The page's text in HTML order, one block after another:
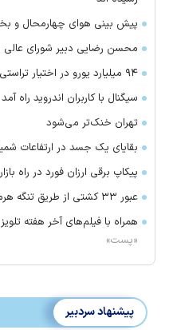
پیش بینی هوای چهارمحال و
محسن رضایی دبیر شورای
۹۴ میلیارد یورو در اختیار تراستی ها
سیگنال با کاربران اندروید راه آمد
تهران خنک‌تر می‌شود
بقایای یک جسد در ارتفاعات
پیکاپ برقی ارزان فورد در راه بازار
عبور ۳۳ کشتی از طریق تنگه هرمز در یک هفته
همراه با فیلم‌های آخر هفته
«پست»
پیشنهاد سردبیر